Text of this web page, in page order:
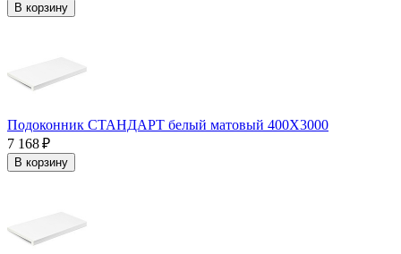
В корзину
Подоконник СТАНДАРТ белый матовый 400Х3000
7 168 ₽
В корзину